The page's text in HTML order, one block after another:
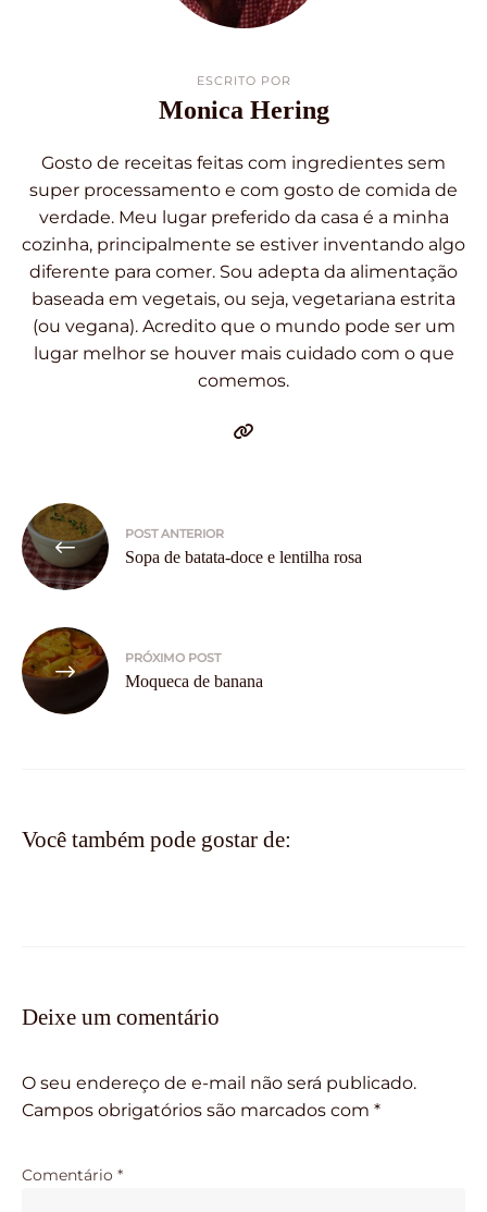
ESCRITO POR
Monica Hering
Gosto de receitas feitas com ingredientes sem
super processamento e com gosto de comida de
verdade. Meu lugar preferido da casa é a minha
cozinha, principalmente se estiver inventando algo
diferente para comer. Sou adepta da alimentação
baseada em vegetais, ou seja, vegetariana estrita
(ou vegana). Acredito que o mundo pode ser um
lugar melhor se houver mais cuidado com o que
comemos.
Navegação
de
Post
POST ANTERIOR
Sopa de batata-doce e lentilha rosa
PRÓXIMO POST
Moqueca de banana
Você também pode gostar de:
Deixe um comentário
O seu endereço de e-mail não será publicado.
Campos obrigatórios são marcados com *
Comentário *